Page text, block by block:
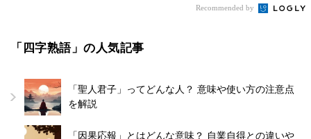
Recommended by
「四字熟語」の人気記事
「聖人君子」ってどんな人？ 意味や使い方の注意点
を解説
「因果応報」とはどんな意味？ 自業自得との違いや